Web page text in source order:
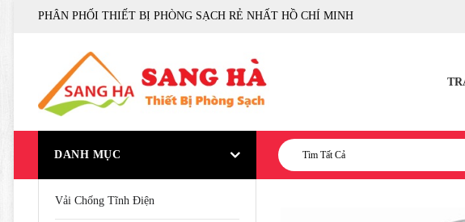
PHÂN PHỐI THIẾT BỊ PHÒNG SẠCH RẺ NHẤT HỒ CHÍ MINH
DANH MỤC Tìm Tất Cả
Vải Chống Tĩnh Điện